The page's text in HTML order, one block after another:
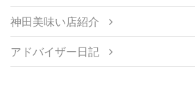
神田美味い店紹介
アドバイザー日記